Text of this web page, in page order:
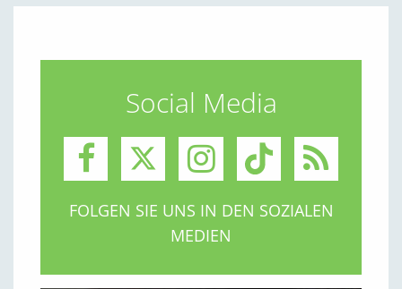
Social Media
FOLGEN SIE UNS IN DEN SOZIALEN
MEDIEN